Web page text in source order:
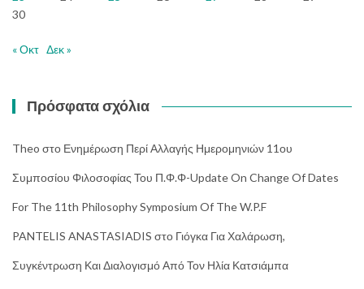
30
« Οκτ Δεκ »
Πρόσφατα σχόλια
Theo στο Ενημέρωση Περί Αλλαγής Ημερομηνιών 11ου
Συμποσίου Φιλοσοφίας Του Π.Φ.Φ-Update On Change Of Dates
For The 11th Philosophy Symposium Of The W.P.F
PANTELIS ANASTASIADIS στο Γιόγκα Για Χαλάρωση,
Συγκέντρωση Και Διαλογισμό Από Τον Ηλία Κατσιάμπα